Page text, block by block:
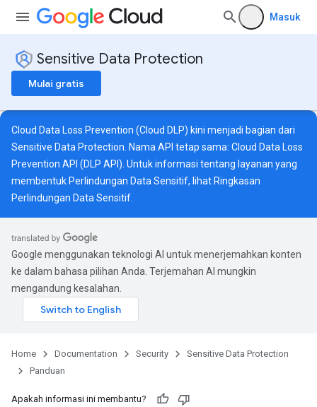
Masuk
Sensitive Data Protection
Mulai gratis
Cloud Data Loss Prevention (Cloud DLP) kini menjadi bagian dari
Sensitive Data Protection. Nama API tetap sama: Cloud Data Loss
Prevention API (DLP API). Untuk informasi tentang layanan yang
membentuk Perlindungan Data Sensitif, lihat Ringkasan
Perlindungan Data Sensitif
Google menggunakan teknologi AI untuk menerjemahkan konten
ke dalam bahasa pilihan Anda. Terjemahan AI mungkin
mengandung kesalahan.
Home Documentation Security
Sensitive Data Protection
Panduan
Apakah informasi ini membantu?